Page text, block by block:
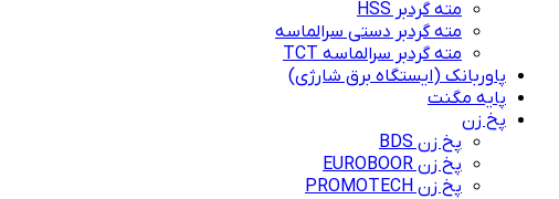
مته گردبر HSS
مته گردبر دستی سرالماسه
مته گردبر سرالماسه TCT
پاوربانک (ایستگاه برق شارژی)
پایه مگنت
پخ زن
پخ زن BDS
پخ زن EUROBOOR
پخ زن PROMOTECH